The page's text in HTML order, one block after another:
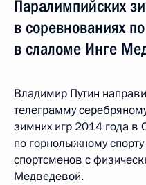
Паралимпийских
в соревнованиях
в слаломе Инге
Владимир Путин
телеграмму
зимних игр 2014 года в
по горнолыжному
спортсменов с
Медведевой.